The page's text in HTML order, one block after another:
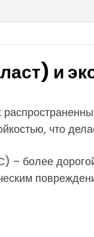
и
что
более